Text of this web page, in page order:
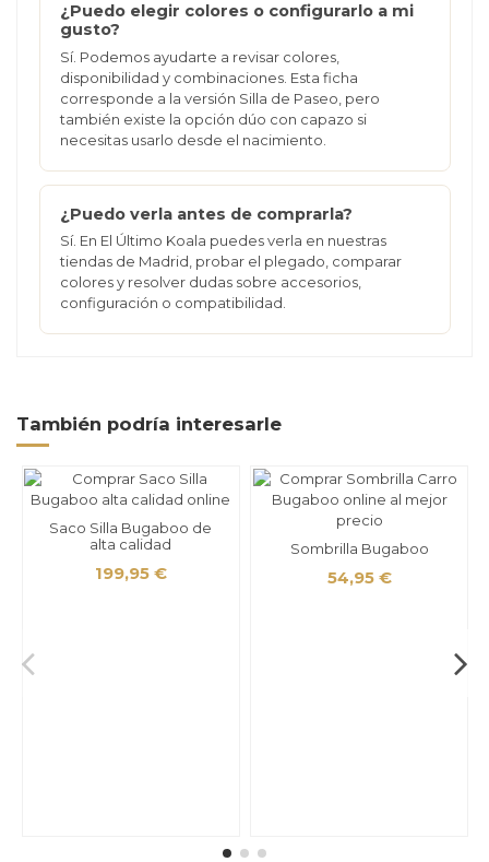
¿Puedo elegir colores o configurarlo a mi
gusto?
Sí. Podemos ayudarte a revisar colores,
disponibilidad y combinaciones. Esta ficha
corresponde a la versión Silla de Paseo, pero
también existe la opción dúo con capazo si
necesitas usarlo desde el nacimiento.
¿Puedo verla antes de comprarla?
Sí. En El Último Koala puedes verla en nuestras
tiendas de Madrid, probar el plegado, comparar
colores y resolver dudas sobre accesorios,
configuración o compatibilidad.
También podría interesarle
Saco Silla Bugaboo de
alta calidad
199,95 €
Sombrilla Bugaboo
54,95 €